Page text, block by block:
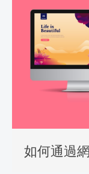
如何通過